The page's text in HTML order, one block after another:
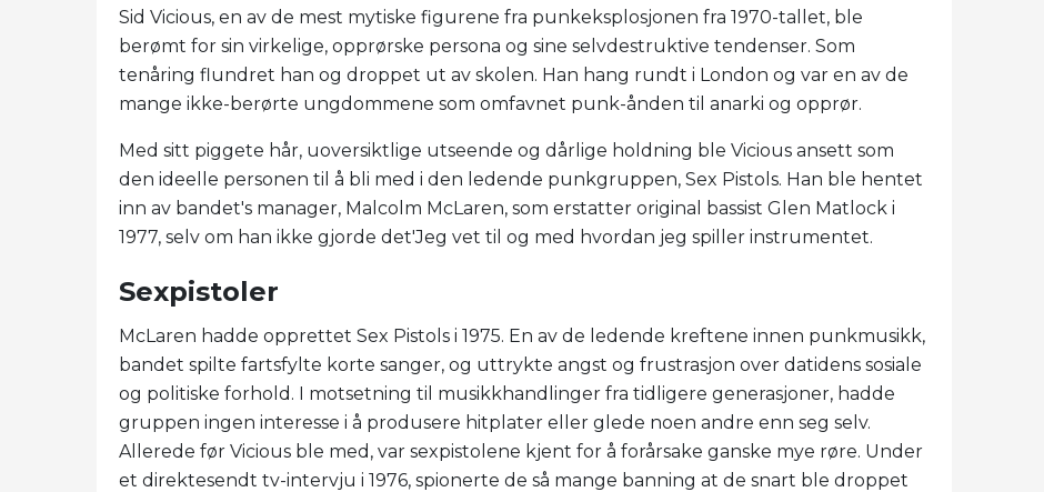
Sid Vicious, en av de mest mytiske figurene fra punkeksplosjonen fra 1970-tallet, ble
berømt for sin virkelige, opprørske persona og sine selvdestruktive tendenser. Som
tenåring flundret han og droppet ut av skolen. Han hang rundt i London og var en av de
mange ikke-berørte ungdommene som omfavnet punk-ånden til anarki og opprør.
Med sitt piggete hår, uoversiktlige utseende og dårlige holdning ble Vicious ansett som
den ideelle personen til å bli med i den ledende punkgruppen, Sex Pistols. Han ble hentet
inn av bandet's manager, Malcolm McLaren, som erstatter original bassist Glen Matlock i
1977, selv om han ikke gjorde det'Jeg vet til og med hvordan jeg spiller instrumentet.
Sexpistoler
McLaren hadde opprettet Sex Pistols i 1975. En av de ledende kreftene innen punkmusikk,
bandet spilte fartsfylte korte sanger, og uttrykte angst og frustrasjon over datidens sosiale
og politiske forhold. I motsetning til musikkhandlinger fra tidligere generasjoner, hadde
gruppen ingen interesse i å produsere hitplater eller glede noen andre enn seg selv.
Allerede før Vicious ble med, var sexpistolene kjent for å forårsake ganske mye røre. Under
et direktesendt tv-intervju i 1976, spionerte de så mange banning at de snart ble droppet